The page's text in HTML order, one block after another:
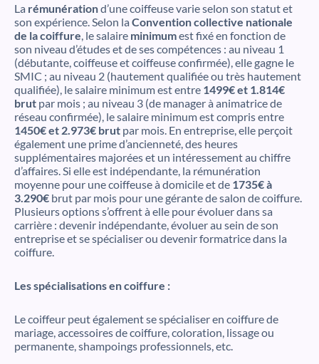
La rémunérationd’une coiffeuse varie selon son statut et
son expérience. Selon la Convention collective nationale
de la coiffure , le salaire minimumest fixé en fonction de
son niveau d’études et de ses compétences : au niveau 1
(débutante, coiffeuse et coiffeuse confirmée), elle gagne le
SMIC ; au niveau 2 (hautement qualifiée ou très hautement
qualifiée), le salaire minimum est entre 1499€ et 1.814€
brut par mois ; au niveau 3 (de manager à animatrice de
réseau confirmée), le salaire minimum est compris entre
1450€ et 2.973€ brut par mois. En entreprise, elle perçoit
également une prime d’ancienneté, des heures
supplémentaires majorées et un intéressement au chiffre
d’affaires. Si elle est indépendante, la rémunération
moyenne pour une coiffeuse à domicile et de 1735€ à
3.290€ brut par mois pour une gérante de salon de coiffure.
Plusieurs options s’offrent à elle pour évoluer dans sa
carrière : devenir indépendante, évoluer au sein de son
entreprise et se spécialiser ou devenir formatrice dans la
coiffure.
Les spécialisations en coiffure :
Le coiffeur peut également se spécialiser en coiffure de
mariage, accessoires de coiffure, coloration, lissage ou
permanente, shampoings professionnels, etc.